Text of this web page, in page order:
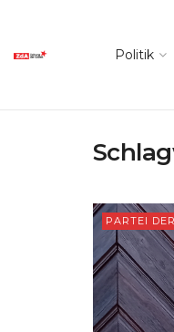
Politik
PARTEI